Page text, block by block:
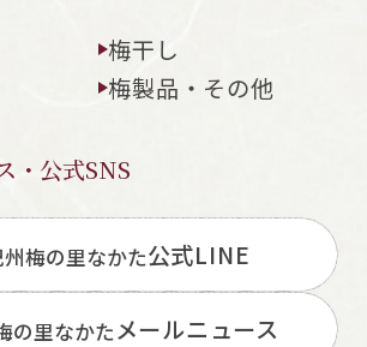
梅干し
梅製品・その他
・公式SNS
梅の里なかた公式LINE
の里なかたメールニュース